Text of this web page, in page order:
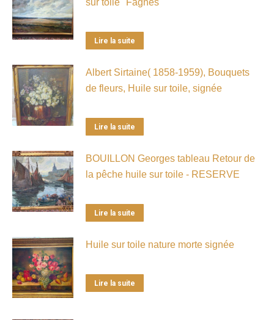
Lire la suite
Albert Sirtaine( 1858-1959), Bouquets
de fleurs, Huile sur toile, signée
Lire la suite
BOUILLON Georges tableau Retour de
la pêche huile sur toile - RESERVE
Lire la suite
Huile sur toile nature morte signée
Lire la suite